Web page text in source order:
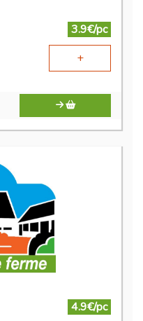
3.9€/pc
+
4.9€/pc